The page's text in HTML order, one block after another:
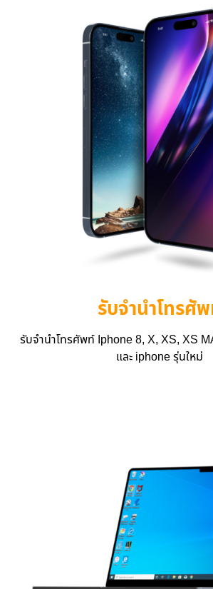
รับจำนำโทรศั
รับจำนำโทรศัพท์ Iphone 8, X, XS, XS
และ iphone รุ่นใหม่